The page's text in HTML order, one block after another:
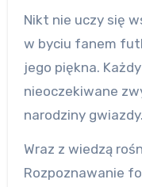
Nikt nie uczy się
w byciu fanem
jego piękna.
nieoczekiwane
narodziny gwiazdy.
Wraz z wiedzą
Rozpoznawanie